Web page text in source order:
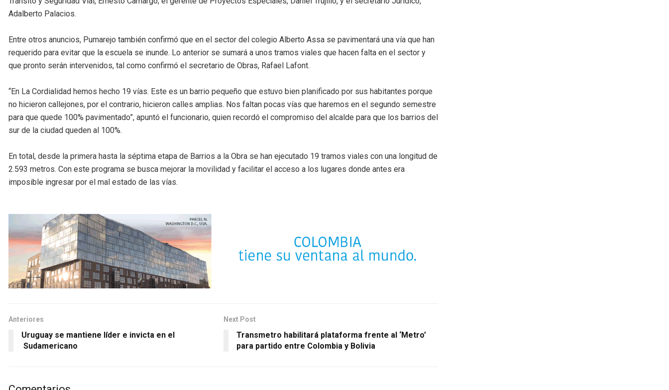
Adalberto Palacios.
Entre otros anuncios, Pumarejo también confirmó que en el sector del colegio Alberto Assa se pavimentará una vía que han
requerido para evitar que la escuela se inunde. Lo anterior se sumará a unos tramos viales que hacen falta en el sector y
que pronto serán intervenidos, tal como confirmó el secretario de Obras, Rafael Lafont.
“En La Cordialidad hemos hecho 19 vías. Este es un barrio pequeño que estuvo bien planificado por sus habitantes porque
no hicieron callejones, por el contrario, hicieron calles amplias. Nos faltan pocas vías que haremos en el segundo semestre
para que quede 100% pavimentado”, apuntó el funcionario, quien recordó el compromiso del alcalde para que los barrios del
sur de la ciudad queden al 100%.
En total, desde la primera hasta la séptima etapa de Barrios a la Obra se han ejecutado 19 tramos viales con una longitud de
2.593 metros. Con este programa se busca mejorar la movilidad y facilitar el acceso a los lugares donde antes era
imposible ingresar por el mal estado de las vías.
Anteriores
Uruguay se mantiene líder e invicta en el
Sudamericano
Next Post
Transmetro habilitará plataforma frente al ‘Metro’
para partido entre Colombia y Bolivia